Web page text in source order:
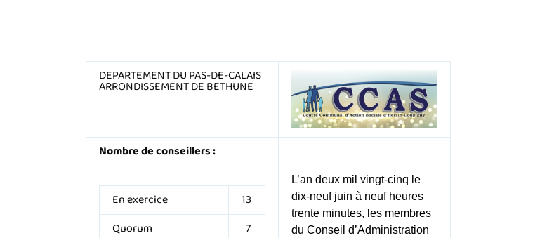
DEPARTEMENT DU PAS-DE-CALAIS
ARRONDISSEMENT DE BETHUNE
Nombre de conseillers :
En exercice
13
Quorum
7
L’an deux mil vingt-cinq le
dix-neuf juin à neuf heures
trente minutes, les membres
du Conseil d’Administration